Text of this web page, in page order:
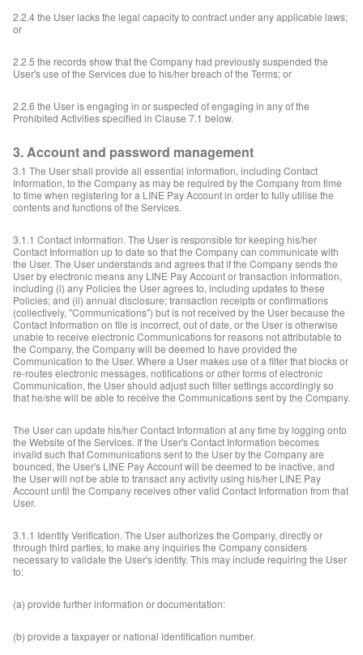
2.2.4 the User lacks the legal capacity to contract under any applicable laws;
or
2.2.5 the records show that the Company had previously suspended the
User's use of the Services due to his/her breach of the Terms; or
2.2.6 the User is engaging in or suspected of engaging in any of the
Prohibited Activities specified in Clause 7.1 below.
3. Account and password management
3.1 The User shall provide all essential information, including Contact
Information, to the Company as may be required by the Company from time
to time when registering for a LINE Pay Account in order to fully utilise the
contents and functions of the Services.
3.1.1 Contact information. The User is responsible for keeping his/her
Contact Information up to date so that the Company can communicate with
the User. The User understands and agrees that if the Company sends the
User by electronic means any LINE Pay Account or transaction information,
including (i) any Policies the User agrees to, including updates to these
Policies; and (ii) annual disclosure; transaction receipts or confirmations
(collectively, "Communications") but is not received by the User because the
Contact Information on file is incorrect, out of date, or the User is otherwise
unable to receive electronic Communications for reasons not attributable to
the Company, the Company will be deemed to have provided the
Communication to the User. Where a User makes use of a filter that blocks or
re-routes electronic messages, notifications or other forms of electronic
Communication, the User should adjust such filter settings accordingly so
that he/she will be able to receive the Communications sent by the Company.
The User can update his/her Contact Information at any time by logging onto
the Website of the Services. If the User's Contact Information becomes
invalid such that Communications sent to the User by the Company are
bounced, the User's LINE Pay Account will be deemed to be inactive, and
the User will not be able to transact any activity using his/her LINE Pay
Account until the Company receives other valid Contact Information from that
User.
3.1.1 Identity Verification. The User authorizes the Company, directly or
through third parties, to make any inquiries the Company considers
necessary to validate the User's identity. This may include requiring the User
to:
(a) provide further information or documentation:
(b) provide a taxpayer or national identification number.